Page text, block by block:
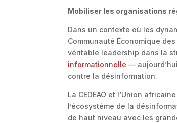
Mobiliser les organisations
Dans un contexte où les
Communauté Économique
véritable leadership dans la
informationnelle —
contre la désinformation.
La CEDEAO et l’Union
l’écosystème de la
de haut niveau avec les